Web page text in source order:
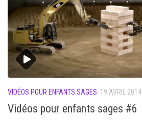
VIDÉOS POUR ENFANTS SAGES 19 AVRIL 2014
Vidéos pour enfants sages #6